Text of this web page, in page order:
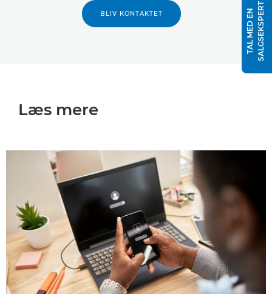
BLIV KONTAKTET
Læs mere
T
A
L
M
E
D
E
N
S
A
L
G
S
E
K
S
P
E
RT